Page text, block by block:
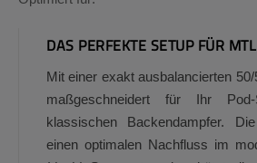
DAS PERFEKTE SETUP FÜR MTL
Mit einer exakt ausbalancierten
maßgeschneidert für Ihr
klassischen Backendampfer.
einen optimalen Nachfluss im